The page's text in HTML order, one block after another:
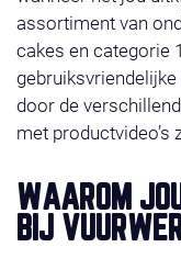
assortiment van
cakes en categorie
door de
met productvideo’s
WAAROM
BIJ